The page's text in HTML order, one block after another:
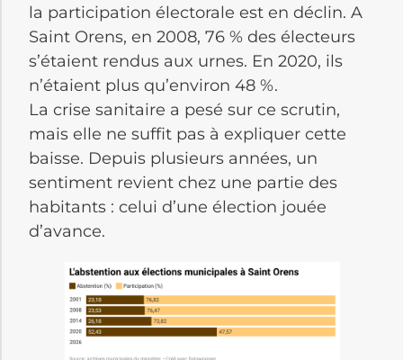
la participation électorale est en déclin. A
Saint Orens, en 2008, 76 % des électeurs
s’étaient rendus aux urnes. En 2020, ils
n’étaient plus qu’environ 48 %.
La crise sanitaire a pesé sur ce scrutin,
mais elle ne suffit pas à expliquer cette
baisse. Depuis plusieurs années, un
sentiment revient chez une partie des
habitants : celui d’une élection jouée
d’avance.